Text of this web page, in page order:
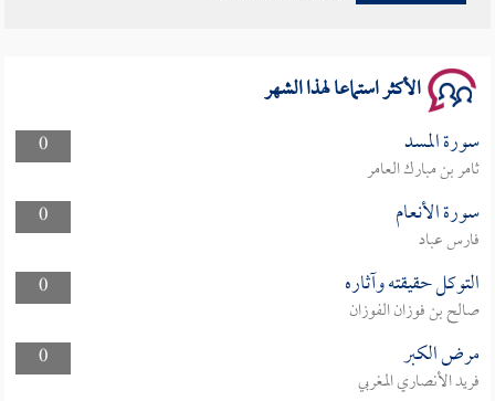
الأكثر استماعا لهذا الشهر
0 سورة المسد
ثامر بن مبارك العامر
0
سورة الأنعام
فارس عباد
0
التوكل حقيقته وآثاره
صالح بن فوزان الفوزان
0
مرض الكبر
فريد الأنصاري المغربي